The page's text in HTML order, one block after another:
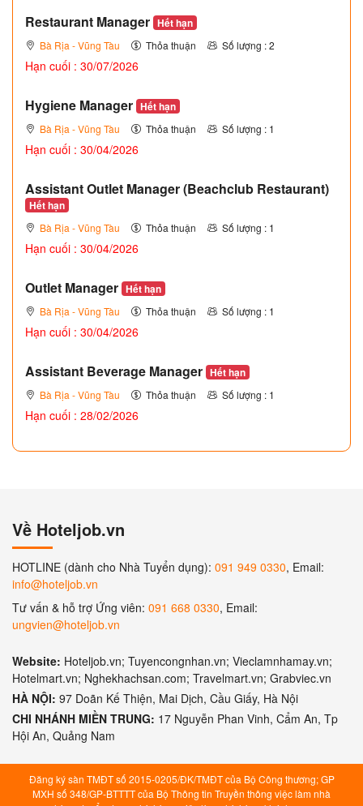
Restaurant Manager Hết hạn
Bà Rịa - Vũng Tàu Thỏa thuận Số lượng : 2
Hạn cuối : 30/07/2026
Hygiene Manager Hết hạn
Bà Rịa - Vũng Tàu Thỏa thuận Số lượng : 1
Hạn cuối : 30/04/2026
Assistant Outlet Manager (Beachclub Restaurant)
Hết hạn
Bà Rịa - Vũng Tàu Thỏa thuận Số lượng : 1
Hạn cuối : 30/04/2026
Outlet Manager Hết hạn
Bà Rịa - Vũng Tàu Thỏa thuận Số lượng : 1
Hạn cuối : 30/04/2026
Assistant Beverage Manager Hết hạn
Bà Rịa - Vũng Tàu Thỏa thuận Số lượng : 1
Hạn cuối : 28/02/2026
Về Hoteljob.vn
HOTLINE (dành cho Nhà Tuyển dụng): 091 949 0330, Email:
info@hoteljob.vn
Tư vấn & hỗ trợ Ứng viên: 091 668 0330, Email:
ungvien@hoteljob.vn
Website: Hoteljob.vn; Tuyencongnhan.vn; Vieclamnhamay.vn;
Hotelmart.vn; Nghekhachsan.com; Travelmart.vn; Grabviec.vn
HÀ NỘI: 97 Doãn Kế Thiện, Mai Dịch, Cầu Giấy, Hà Nội
CHI NHÁNH MIỀN TRUNG: 17 Nguyễn Phan Vinh, Cẩm An, Tp
Hội An, Quảng Nam
Đăng ký sàn TMĐT số 2015-0205/ĐK/TMĐT của Bộ Công thương; GP
MXH số 348/GP-BTTTT của Bộ Thông tin Truyền thông việc làm nhà